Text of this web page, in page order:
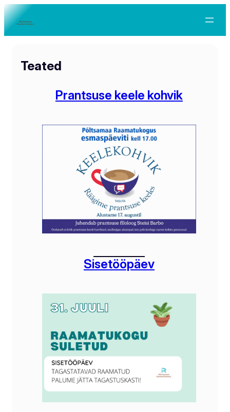
Teated
Prantsuse keele kohvik
Sisetööpäev